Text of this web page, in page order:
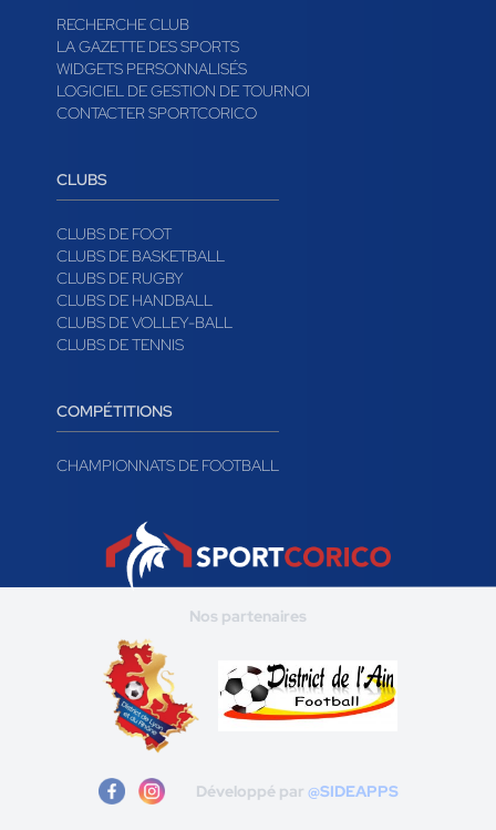
RECHERCHE CLUB
LA GAZETTE DES SPORTS
WIDGETS PERSONNALISÉS
LOGICIEL DE GESTION DE TOURNOI
CONTACTER SPORTCORICO
CLUBS
CLUBS DE FOOT
CLUBS DE BASKETBALL
CLUBS DE RUGBY
CLUBS DE HANDBALL
CLUBS DE VOLLEY-BALL
CLUBS DE TENNIS
COMPÉTITIONS
CHAMPIONNATS DE FOOTBALL
Nos partenaires
Développé par @SIDEAPPS